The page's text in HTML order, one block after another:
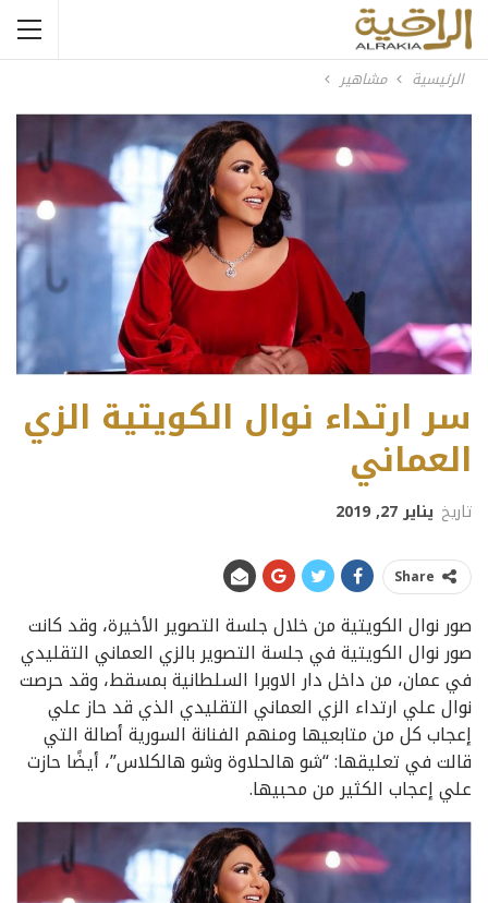
الرئيسية مشاهير
سر ارتداء نوال الكويتية الزي
العماني
تاريخ يناير 27, 2019
Share
صور نوال الكويتية من خلال جلسة التصوير الأخيرة، وقد كانت
صور نوال الكويتية في جلسة التصوير بالزي العماني التقليدي
في عمان، من داخل دار الاوبرا السلطانية بمسقط، وقد حرصت
نوال علي ارتداء الزي العماني التقليدي الذي قد حاز علي
إعجاب كل من متابعيها ومنهم الفنانة السورية أصالة التي
قالت في تعليقها: “شو هالحلاوة وشو هالكلاس”، أيضًا حازت
علي إعجاب الكثير من محبيها.